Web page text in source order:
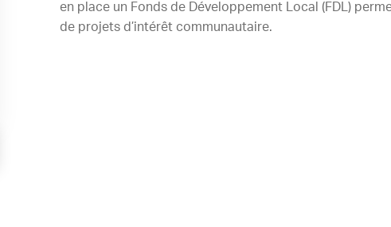
en place un Fonds de Développement Local (FDL)
de projets d’intérêt communautaire.